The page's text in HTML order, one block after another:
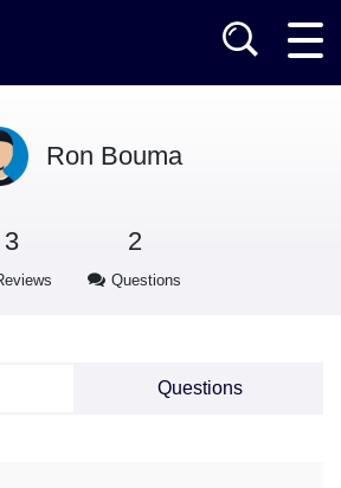
Ron Bouma
3 2
Questions
Questions